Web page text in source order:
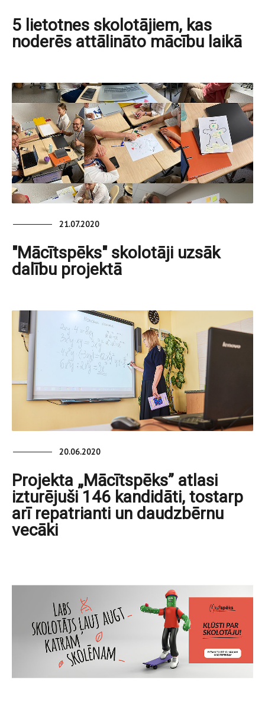
5 lietotnes skolotājiem, kas
noderēs attālināto mācību laikā
21.07.2020
"Mācītspēks" skolotāji uzsāk
dalību projektā
20.06.2020
Projekta „Mācītspēks” atlasi
izturējuši 146 kandidāti, tostarp
arī repatrianti un daudzbērnu
vecāki